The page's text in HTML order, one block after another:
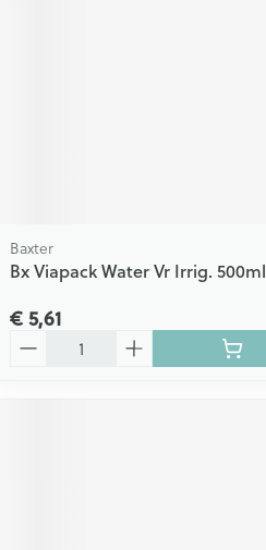
Baxter
Bx Viapack Water Vr Irrig. 500ml
€ 5,61